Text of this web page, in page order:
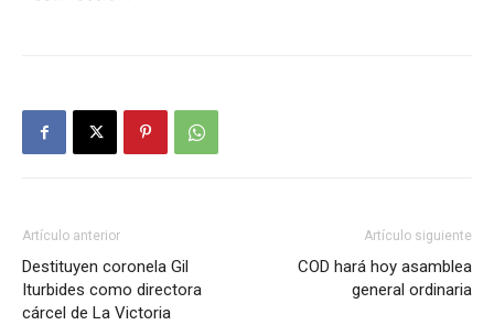
Artículo anterior
Destituyen coronela Gil
Iturbides como directora
cárcel de La Victoria
Artículo siguiente
COD hará hoy asamblea
general ordinaria